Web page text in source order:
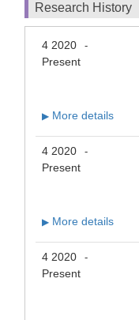
Research History
4 2020 -
Present
▶ More details
4 2020 -
Present
▶ More details
4 2020 -
Present